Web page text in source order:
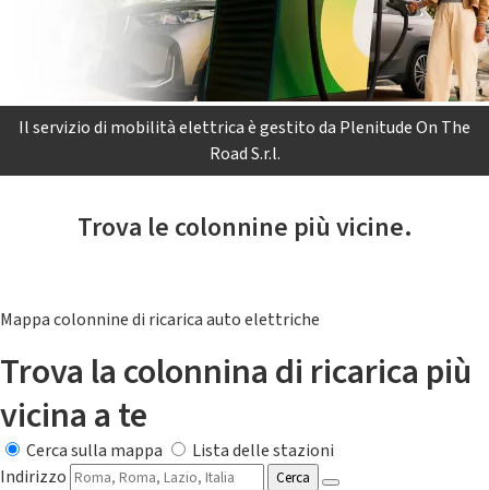
Il servizio di mobilità elettrica è gestito da Plenitude On The
Road S.r.l.
Trova le colonnine più vicine.
Mappa colonnine di ricarica auto elettriche
Trova la colonnina di ricarica più
vicina a te
Cerca sulla mappa
Lista delle stazioni
Indirizzo
Cerca